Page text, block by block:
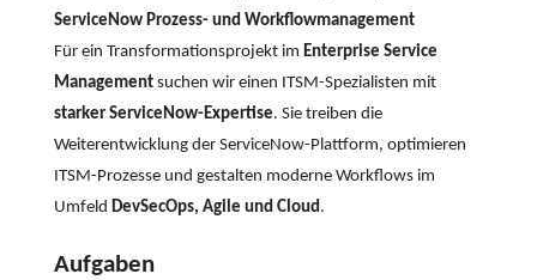
Ort
ServiceNow Prozess- und Workflowmanagement
Für ein Transformationsprojekt im Enterprise Service
Management suchen wir einen ITSM-Spezialisten mit
starker ServiceNow-Expertise. Sie treiben die
Weiterentwicklung der ServiceNow-Plattform, optimieren
ITSM-Prozesse und gestalten moderne Workflows im
Umfeld DevSecOps, Agile und Cloud.
Aufgaben